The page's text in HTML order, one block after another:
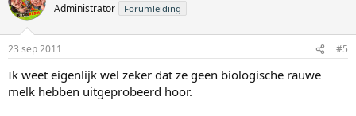
Administrator Forumleiding
23 sep 2011 #5
Ik weet eigenlijk wel zeker dat ze geen biologische rauwe
melk hebben uitgeprobeerd hoor.